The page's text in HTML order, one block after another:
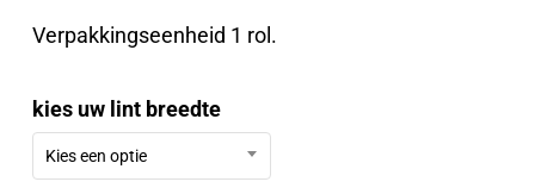
tot
Verpakkingseenheid 1 rol.
kies uw lint breedte
Kies een optie